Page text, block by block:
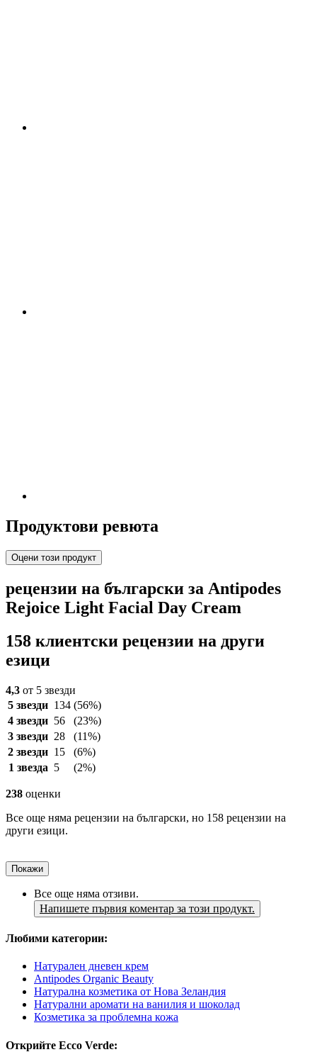
Продуктови ревюта
Оцени този продукт
рецензии на български за Antipodes
Rejoice Light Facial Day Cream
158 клиентски рецензии на други
езици
4,3 от 5 звезди
5 звезди 134 (56%)
4 звезди 56
(23%)
3 звезди 28
(11%)
2 звезди 15
(6%)
1 звезда 5 (2%)
238 оценки
Все още няма рецензии на български, но 158 рецензии на
други езици.
Покажи
Все още няма отзиви.
Напишете първия коментар за този продукт.
Любими категории:
Натурален дневен крем
Antipodes Organic Beauty
Натурална козметика от Нова Зеландия
Натурални аромати на ванилия и шоколад
Козметика за проблемна кожа
Открийте Ecco Verde: